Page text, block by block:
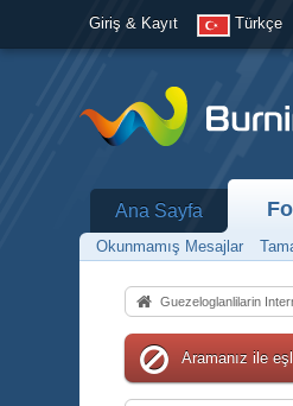
Giriş & Kayıt Türkçe
Ana Sayfa
Okunmamış Mesajlar
Guezeloglanlilarin
Aramanız ile